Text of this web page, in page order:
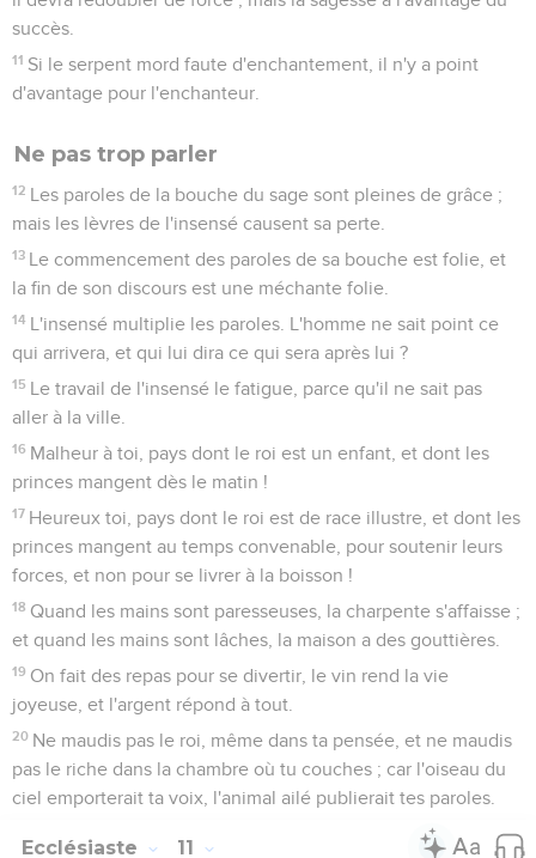
succès.
11 Si le serpent mord faute d'enchantement, il n'y a point
d'avantage pour l'enchanteur.
Ne pas trop parler
12 Les paroles de la bouche du sage sont pleines de grâce ;
mais les lèvres de l'insensé causent sa perte.
13 Le commencement des paroles de sa bouche est folie, et
la fin de son discours est une méchante folie.
14 L'insensé multiplie les paroles. L'homme ne sait point ce
qui arrivera, et qui lui dira ce qui sera après lui ?
15 Le travail de l'insensé le fatigue, parce qu'il ne sait pas
aller à la ville.
16 Malheur à toi, pays dont le roi est un enfant, et dont les
princes mangent dès le matin !
17 Heureux toi, pays dont le roi est de race illustre, et dont les
princes mangent au temps convenable, pour soutenir leurs
forces, et non pour se livrer à la boisson !
18 Quand les mains sont paresseuses, la charpente s'affaisse ;
et quand les mains sont lâches, la maison a des gouttières.
19 On fait des repas pour se divertir, le vin rend la vie
joyeuse, et l'argent répond à tout.
20 Ne maudis pas le roi, même dans ta pensée, et ne maudis
pas le riche dans la chambre où tu couches ; car l'oiseau du
ciel emporterait ta voix, l'animal ailé publierait tes paroles.
Ecclésiaste 11